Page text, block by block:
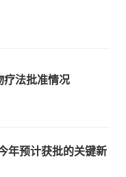
法批准情况
年预计获批的关键新